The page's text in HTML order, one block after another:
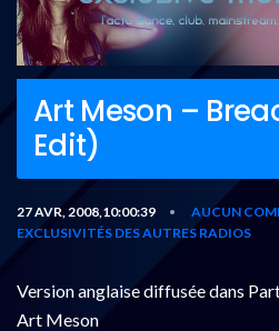
Art Meson –
Edit)
27 AVR, 2008,10:00:39 • AUCUN
EXCLUSIVITÉS DES AUTRES RADIOS
Version anglaise diffusée dans
Art Meson